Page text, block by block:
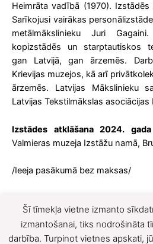
Heimrāta vadībā (1970).
Sarīkojusi vairākas
metālmākslinieku Juri
kopizstādēs un starptautiskos
gan Latvijā, gan ārzemēs.
Krievijas muzejos, kā arī
ārzemēs. Latvijas Mākslinieku
Latvijas Tekstilmākslas asociācijas
Izstādes atklāšana 2024.
Valmieras muzeja Izstāžu namā,
/Ieeja pasākumā bez maksas/
F X
Šī tīmekļa vietne izmanto
izmantošanai, tiks nodrošināta
darbība. Turpinot vietnes apskati,